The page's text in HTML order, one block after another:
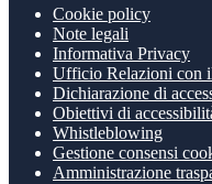
Cookie policy
Note legali
Informativa Privacy
Ufficio Relazioni con
Dichiarazione di
Obiettivi di
Whistleblowing
Gestione consensi
Amministrazione